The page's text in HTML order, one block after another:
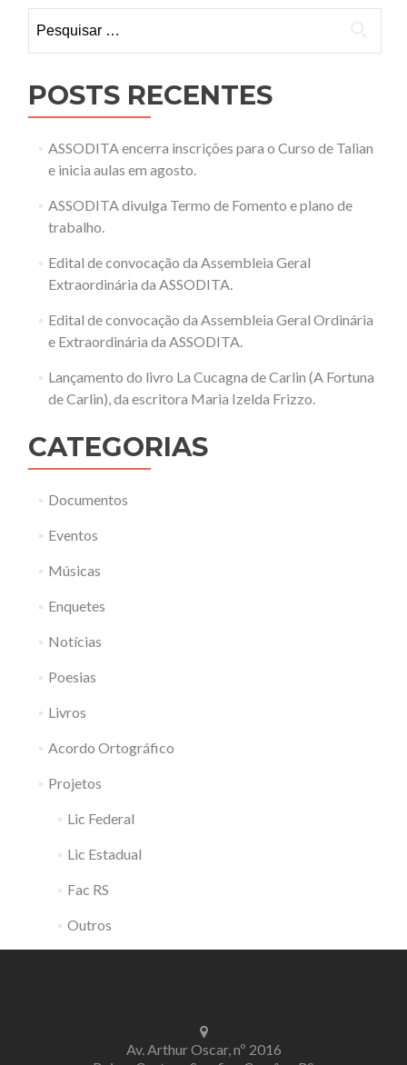
por:
POSTS RECENTES
ASSODITA encerra inscrições para o Curso de Talian
e inicia aulas em agosto.
ASSODITA divulga Termo de Fomento e plano de
trabalho.
Edital de convocação da Assembleia Geral
Extraordinária da ASSODITA.
Edital de convocação da Assembleia Geral Ordinária
e Extraordinária da ASSODITA.
Lançamento do livro La Cucagna de Carlin (A Fortuna
de Carlin), da escritora Maria Izelda Frizzo.
CATEGORIAS
Documentos
Eventos
Músicas
Enquetes
Notícias
Poesias
Livros
Acordo Ortográfico
Projetos
Lic Federal
Lic Estadual
Fac RS
Outros
Av. Arthur Oscar, nº 2016